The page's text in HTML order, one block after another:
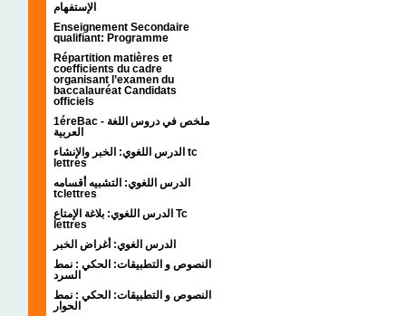
الإستفهام
Enseignement Secondaire
qualifiant: Programme
Répartition matières et
coefficients du cadre
organisant l’examen du
baccalauréat Candidats
officiels
1éreBac - ملخص في دروس اللغة
العربية
الدرس اللغوي: الخبر والإنشاء tc
lettres
الدرس اللغوي: التشبيه أقسامه
tclettres
الدرس اللغوي: بلاغة الإمتاع Tc
lettres
الدرس الغوي: أغراض الخبر
النصوص و التطبيقات: الحكي : نمط
السرد
النصوص و التطبيقات: الحكي : نمط
الحوار